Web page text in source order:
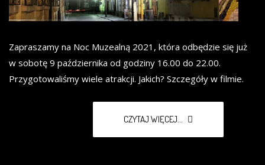
Zapraszamy na Noc Muzealną 2021, która odbędzie się już
w sobotę 9 października od godziny 16.00 do 22.00.
Przygotowaliśmy wiele atrakcji. Jakich? Szczegóły w filmie.
CZYTAJ WIĘCEJ...